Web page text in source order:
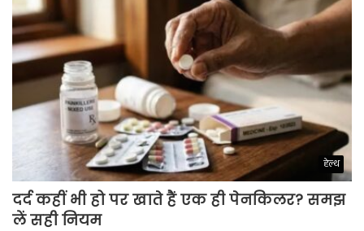
हेल्थ
दर्द कहीं भी हो पर खाते हैं एक ही पेनकिलर? समझ
लें सही नियम